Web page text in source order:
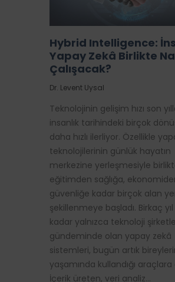
Hybrid Intelligence:
Yapay Zekâ Birlikte
Çalışacak?
Dr. Levent Uysal
Teknolojinin gelişim hızı son
insanlık tarihindeki birçok
daha hızlı ilerliyor. Özellikle
teknolojilerinin günlük hayatın
merkezine yerleşmesiyle
eğitimden sağlığa,
güvenliğe kadar birçok alan
şekillenmeye başladı. Birkaç
kadar yalnızca teknoloji
gündeminde olan yapay zekâ
sistemleri, bugün artık
yaşamında kullandığı
İçerik üreten, veri analiz…